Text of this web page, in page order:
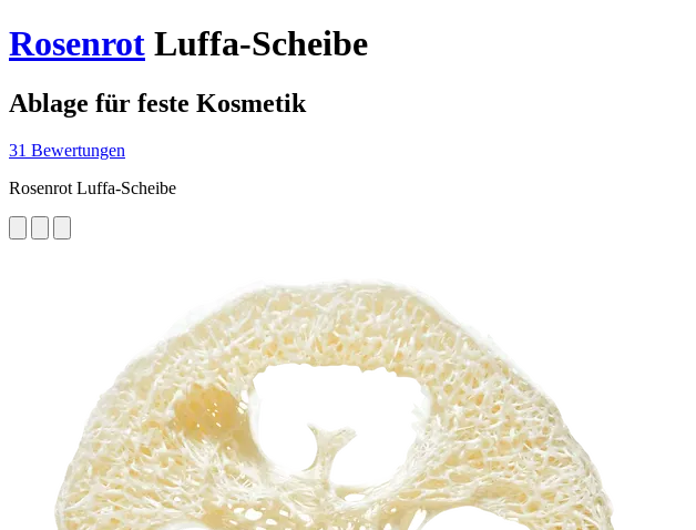
Rosenrot Luffa-Scheibe
Ablage für feste Kosmetik
31 Bewertungen
Rosenrot Luffa-Scheibe